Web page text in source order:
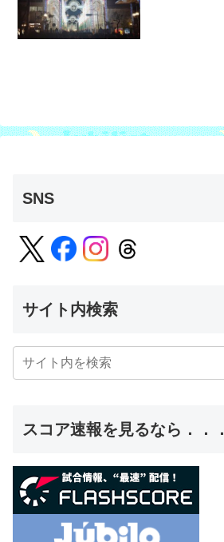
SNS
サイト内検索
スコア速報を見るなら．．．